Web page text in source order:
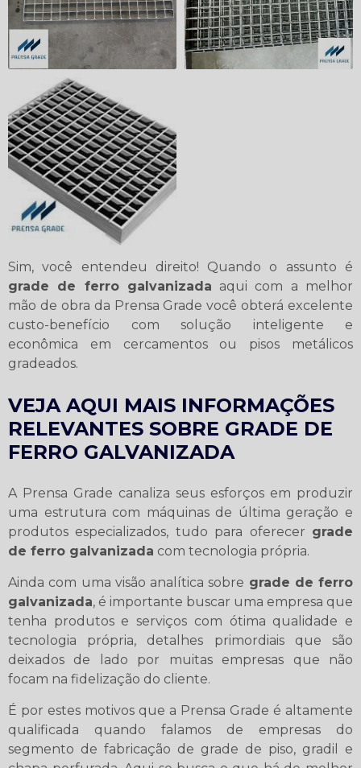
Sim, você entendeu direito! Quando o assunto é
grade de ferro galvanizada aqui com a melhor
mão de obra da Prensa Grade você obterá excelente
custo-benefício com solução inteligente e
econômica em cercamentos ou pisos metálicos
gradeados.
VEJA AQUI MAIS INFORMAÇÕES
RELEVANTES SOBRE GRADE DE
FERRO GALVANIZADA
A Prensa Grade canaliza seus esforços em produzir
uma estrutura com máquinas de última geração e
produtos especializados, tudo para oferecer grade
de ferro galvanizada com tecnologia própria.
Ainda com uma visão analítica sobre grade de ferro
galvanizada, é importante buscar uma empresa que
tenha produtos e serviços com ótima qualidade e
tecnologia própria, detalhes primordiais que são
deixados de lado por muitas empresas que não
focam na fidelização do cliente.
É por estes motivos que a Prensa Grade é altamente
qualificada quando falamos de empresas do
segmento de fabricação de grade de piso, gradil e